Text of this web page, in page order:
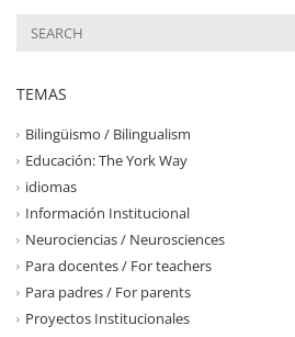
TEMAS
Bilingüismo / Bilingualism
Educación: The York Way
idiomas
Información Institucional
Neurociencias / Neurosciences
Para docentes / For teachers
Para padres / For parents
Proyectos Institucionales